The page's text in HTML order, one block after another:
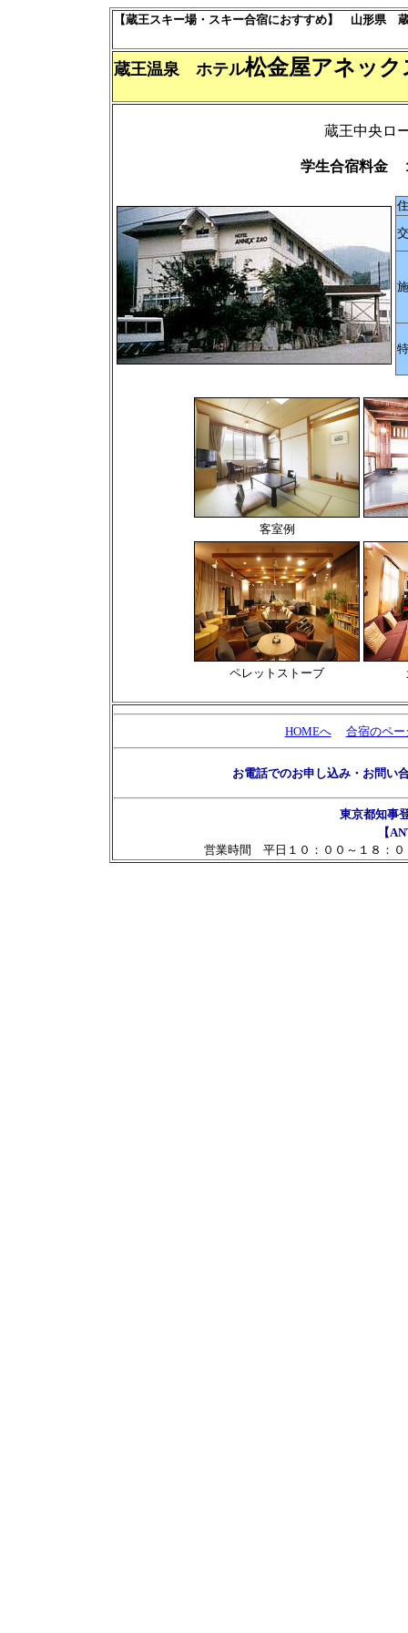
【蔵王スキー場・スキー合宿におすすめ】 山形県
蔵王温泉 ホテル松金屋アネッ
蔵王中央ロ
学生合宿料金
客室例
ペレットストーブ
HOMEへ 合宿のペー
お電話でのお申し込み・お問い
東京都知事
【
営業時間 平日１０：００～１８：